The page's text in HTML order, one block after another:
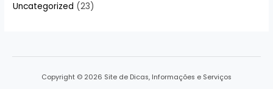
Uncategorized (23)
Copyright © 2026 Site de Dicas, Informações e Serviços